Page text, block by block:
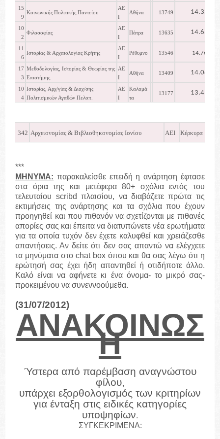
15
9
Κοινωνικής Πολιτικής Παντείου
ΑΕ
Ι
Αθήνα 13749 14.357
10
2
Φιλοσοφίας
ΑΕ
Ι
Πάτρα 13635 14.630
11
6
Ιστορίας & Αρχαιολογίας Κρήτης
ΑΕ
Ι
Ρέθυμνο 13546 14.767
17
3
Μεθοδολογίας, Ιστορίας & Θεωρίας της
Επιστήμης
ΑΕ
Ι
Αθήνα 13409 14.046
10
4
Ιστορίας, Αρχ/γίας & Διαχ/σης
Πολιτισμικών Αγαθών Πελοπ.
ΑΕ
Ι
Καλαμά
τα
13177 13.415
342 Αρχειονομίας & Βιβλιοθηκονομίας Ιονίου ΑΕΙ Κέρκυρα
***
ΜΗΝΥΜΑ: παρακαλείσθε επειδή η ανάρτηση έφτασε
στα όρια της και μετέφερα 80+ σχόλια εντός του
τελευταίου scribd πλαισίου, να διαβάζετε πρώτα τις
εκτιμήσεις της ανάρτησης και τα σχόλια που έχουν
προηγηθεί και που πιθανόν να σχετίζονται με πιθανές
απορίες σας και έπειτα να διατυπώνετε νέα ερωτήματα
για τα οποία τυχόν δεν έχετε καλυφθεί και χρειάζεσθε
απαντήσεις. Αν δείτε ότι δεν σας απαντώ να ελέγχετε
τα μηνύματα στο chat box όπου και θα σας λέγω ότι η
ερώτησή σας έχει ήδη απαντηθεί ή οτιδήποτε άλλο.
Καλό είναι να αφήνετε κι ένα όνομα- το μικρό σας-
προκειμένου να συνεννοούμεθα.
(31/07/2012)
ΑΝΑΚΟΙΝΩΣ
Η
Ύστερα από παρέμβαση αναγνώστου
φίλου,
υπάρχει εξορθολογισμός των κριτηρίων
για ένταξη στις ειδικές κατηγορίες
υποψηφίων.
ΣΥΓΚΕΚΡΙΜΕΝΑ: